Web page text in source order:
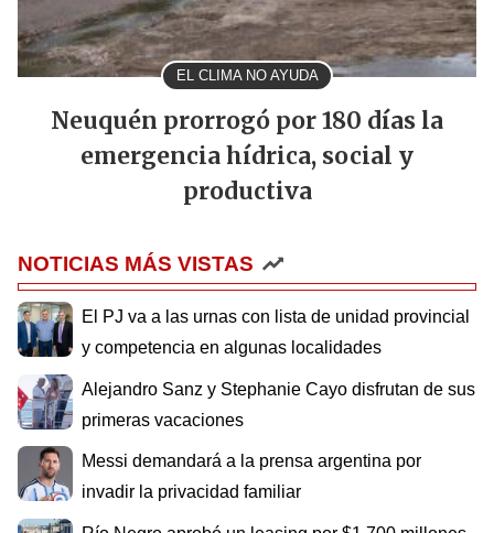
EL CLIMA NO AYUDA
Neuquén prorrogó por 180 días la
emergencia hídrica, social y
productiva
NOTICIAS MÁS VISTAS
El PJ va a las urnas con lista de unidad provincial
y competencia en algunas localidades
Alejandro Sanz y Stephanie Cayo disfrutan de sus
primeras vacaciones
Messi demandará a la prensa argentina por
invadir la privacidad familiar